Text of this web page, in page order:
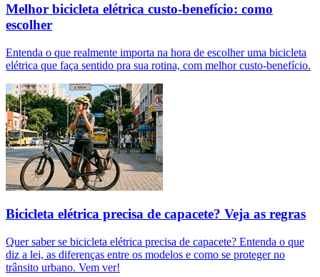
Melhor bicicleta elétrica custo-benefício: como
escolher
Entenda o que realmente importa na hora de escolher uma bicicleta
elétrica que faça sentido pra sua rotina, com melhor custo-benefício.
Bicicleta elétrica precisa de capacete? Veja as regras
Quer saber se bicicleta elétrica precisa de capacete? Entenda o que
diz a lei, as diferenças entre os modelos e como se proteger no
trânsito urbano. Vem ver!